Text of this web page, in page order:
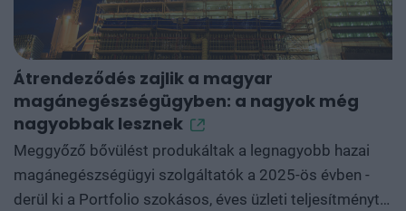
Átrendeződés zajlik a magyar
magánegészségügyben: a nagyok még
nagyobbak lesznek
Meggyőző bővülést produkáltak a legnagyobb hazai
magánegészségügyi szolgáltatók a 2025-ös évben -
derül ki a Portfolio szokásos, éves üzleti teljesítményt